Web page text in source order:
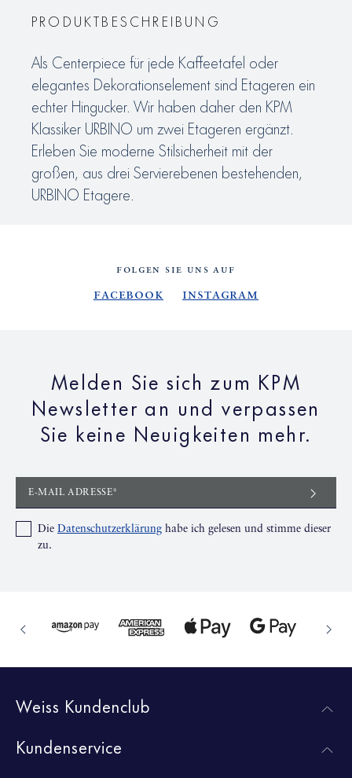
PRODUKTBESCHREIBUNG
Als Centerpiece für jede Kaffeetafel oder
elegantes Dekorationselement sind Etageren ein
echter Hingucker. Wir haben daher den KPM
Klassiker URBINO um zwei Etageren ergänzt.
Erleben Sie moderne Stilsicherheit mit der
großen, aus drei Servierebenen bestehenden,
URBINO Etagere.
FOLGEN SIE UNS AUF
Facebook Instagram
Melden Sie sich zum KPM
Newsletter an und verpassen
Sie keine Neuigkeiten mehr.
E-MAIL ADRESSE*
Die Datenschutzerklärung habe ich gelesen und stimme dieser
zu.
Weiss Kundenclub
Kundenservice